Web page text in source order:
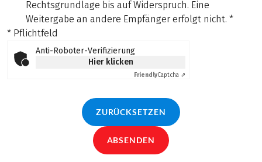
Rechtsgrundlage bis auf Widerspruch. Eine
Weitergabe an andere Empfänger erfolgt nicht. *
* Pflichtfeld
Anti-Roboter-Verifizierung
Hier klicken
FriendlyCaptcha ⇗
ZURÜCKSETZEN
ABSENDEN